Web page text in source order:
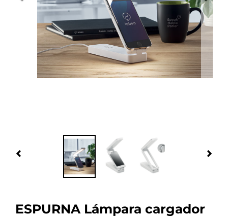
Tecnología
Más Regalos
ESPURNA Lámpara cargador